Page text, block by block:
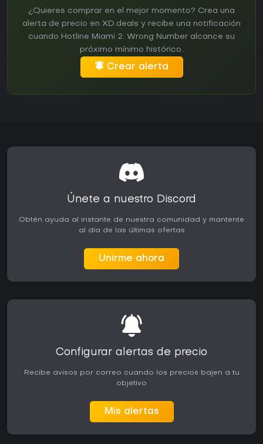
¿Quieres comprar en el mejor momento? Crea una
alerta de precio en XD.deals y recibe una notificación
cuando Hotline Miami 2: Wrong Number alcance su
próximo mínimo histórico.
Crear alerta
Únete a nuestro Discord
Obtén ayuda al instante de nuestra comunidad y mantente
al día de las últimas ofertas
Unirme ahora
Configurar alertas de precio
Recibe avisos por correo cuando los precios bajen a tu
objetivo
Mis alertas